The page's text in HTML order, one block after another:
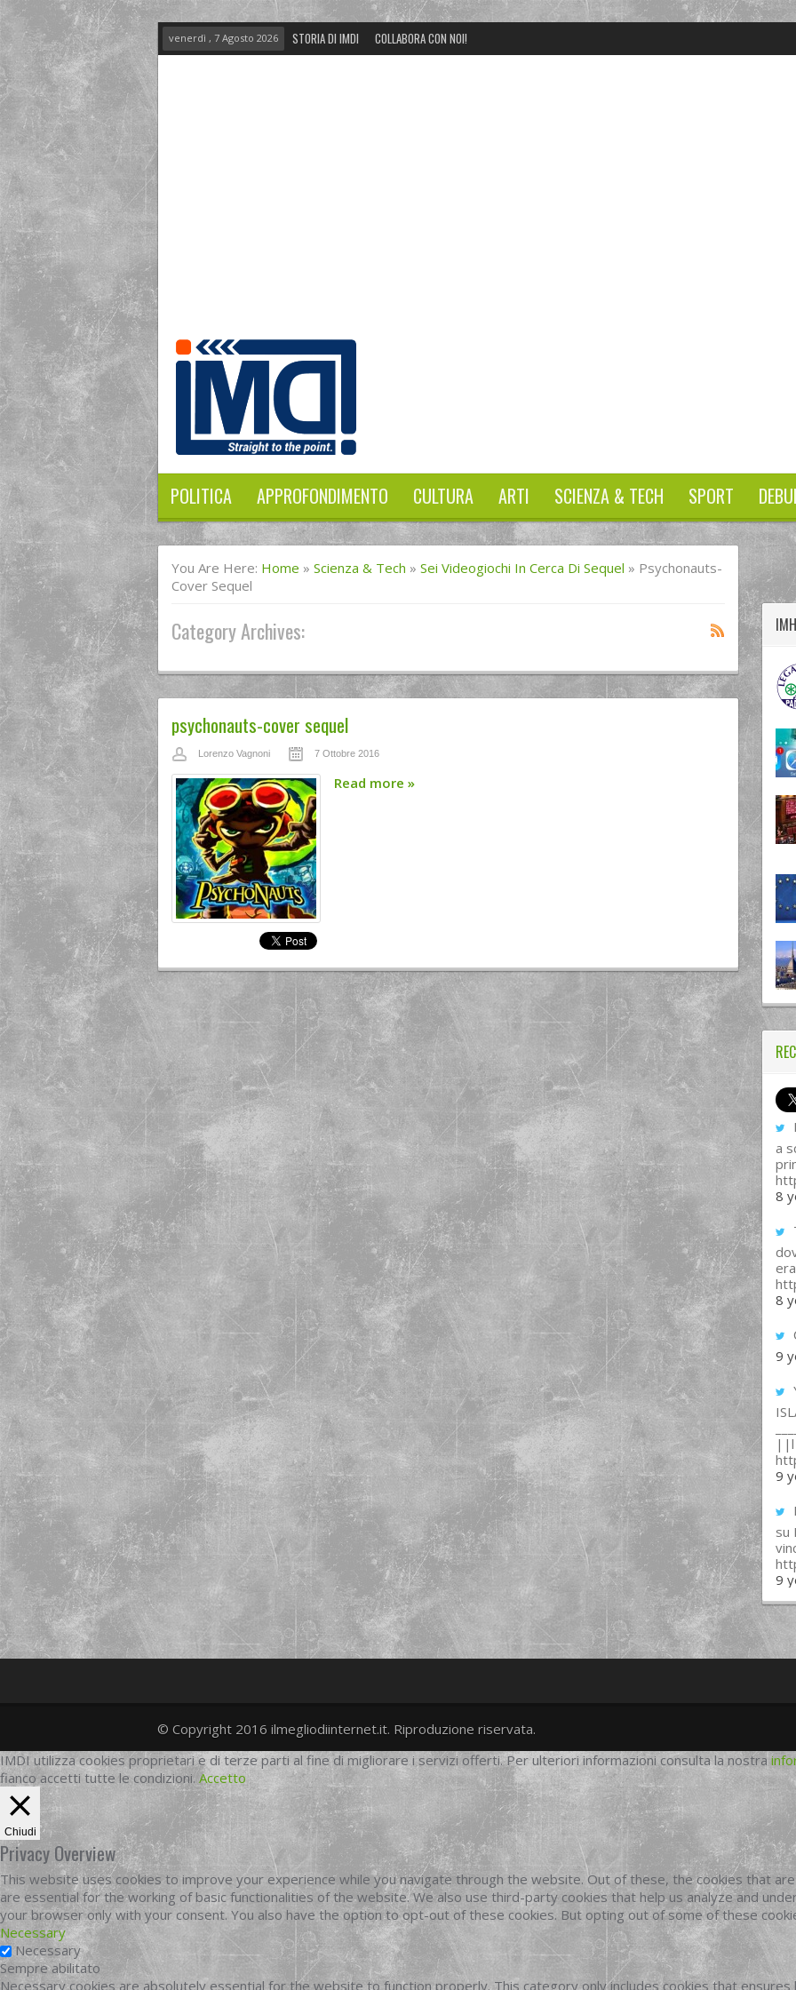
venerdì , 7 Agosto 2026 STORIA DI IMDI COLLABORA CON NOI!
POLITICA APPROFONDIMENTO CULTURA ARTI SCIENZA & TECH SPORT
You Are Here: Home » Scienza & Tech » Sei Videogiochi In Cerca Di Sequel » Psychonauts-
Cover Sequel
Category Archives:
psychonauts-cover sequel
Lorenzo Vagnoni 7 Ottobre 2016
Read more »
a
8
8
9
||l
9
su
9
twittergoogleplus
facebook
© Copyright 2016 ilmegliodiinternet.it. Riproduzione riservata.
IMDI utilizza cookies proprietari e di terze parti al fine di migliorare i servizi offerti. Per ulteriori informazioni consulta la nostra
fianco accetti tutte le condizioni. Accetto
Chiudi
Privacy Overview
This website uses cookies to improve your experience while you navigate through the website. Out of these, the cookies that
are essential for the working of basic functionalities of the website. We also use third-party cookies that help us analyze and
your browser only with your consent. You also have the option to opt-out of these cookies. But opting out of some of these
Necessary
Necessary
Sempre abilitato
Necessary cookies are absolutely essential for the website to function properly. This category only includes cookies that